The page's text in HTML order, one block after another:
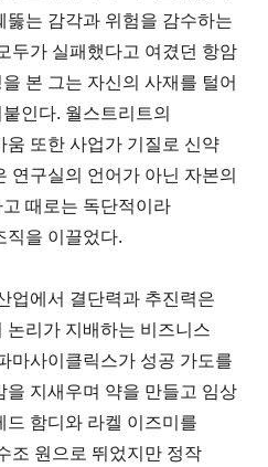
는 감각과 위험을 감수하는
두가 실패했다고 여겼던 항암
본 그는 자신의 사재를 털어
인다. 월스트리트의
움 또한 사업가 기질로 신약
연구실의 언어가 아닌 자본의
때로는 독단적이라
직을 이끌었다.
업에서 결단력과 추진력은
논리가 지배하는 비즈니스
마사이클릭스가 성공 가도를
을 지새우며 약을 만들고 임상
드 함디와 라켈 이즈미를
조 원으로 뛰었지만 정작